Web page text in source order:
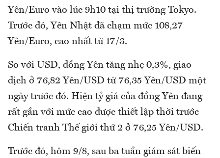
Yên/Euro vào lúc 9h10 tại thị trường Tokyo.
Trước đó, Yên Nhật đã chạm mức 108,27
Yên/Euro, cao nhất từ 17/3.
So với USD, đồng Yên tăng nhẹ 0,3%, giao
dịch ở 76,82 Yên/USD từ 76,35 Yên/USD một
ngày trước đó. Hiện tỷ giá của đồng Yên đang
rất gần với mức cao được thiết lập thời trước
Chiến tranh Thế giới thứ 2 ở 76,25 Yên/USD.
Trước đó, hôm 9/8, sau ba tuần giám sát biến